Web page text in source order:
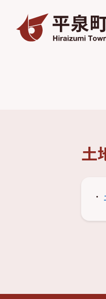
土